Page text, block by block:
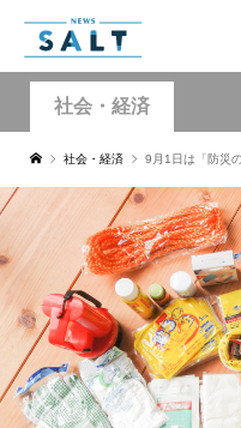
社会・経済
社会・経済 9月1日は「防災